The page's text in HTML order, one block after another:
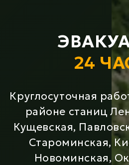
24
Круглосуточная
районе станиц
Кущевская,
Староминская,
Новоминская,